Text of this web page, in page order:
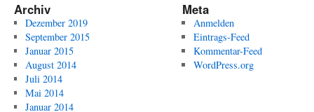
Archiv
Dezember 2019
September 2015
Januar 2015
August 2014
Juli 2014
Mai 2014
Januar 2014
Meta
Anmelden
Eintrags-Feed
Kommentar-Feed
WordPress.org